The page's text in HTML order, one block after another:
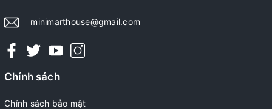
minimarthouse@gmail.com
Chính sách
Chính sách bảo mật